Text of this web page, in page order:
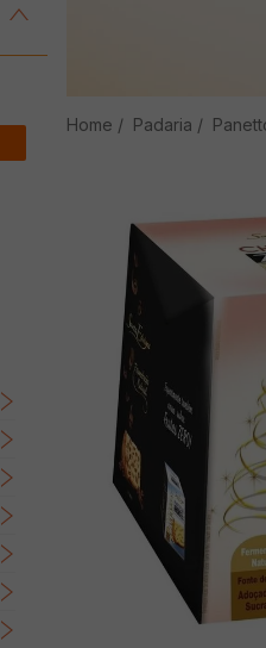
5º Queijo
Papel Higienico
Macarrão
Ovo
Padaria